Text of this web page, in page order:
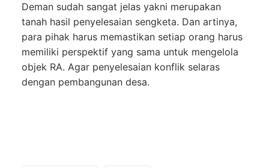
Deman sudah sangat jelas yakni merupakan
tanah hasil penyelesaian sengketa. Dan artinya,
para pihak harus memastikan setiap orang harus
memiliki perspektif yang sama untuk mengelola
objek RA. Agar penyelesaian konflik selaras
dengan pembangunan desa.